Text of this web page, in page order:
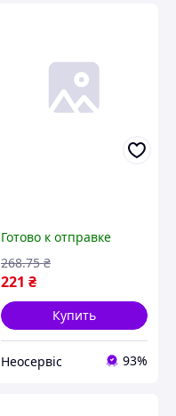
Готово к отправке
221 ₴
268.75 ₴
Купить
Неосервіс 93%